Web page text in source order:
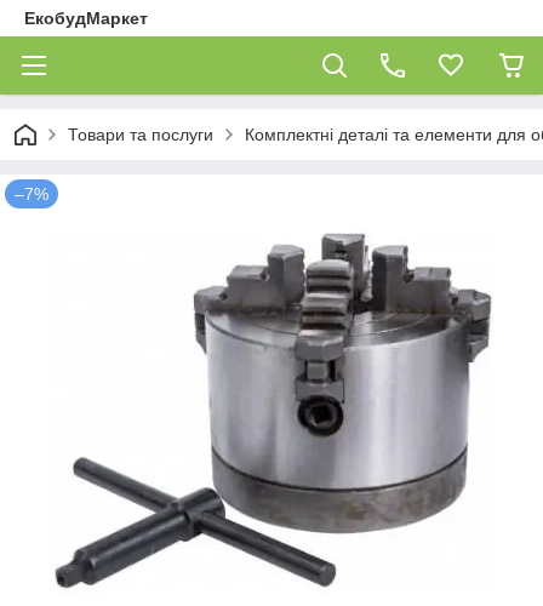
ЕкобудМаркет
Товари та послуги Комплектні деталі та елементи для
–7%